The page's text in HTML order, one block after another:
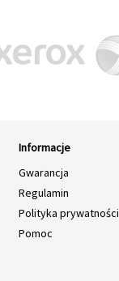
Informacje
Gwarancja
Regulamin
Polityka prywatności
Pomoc